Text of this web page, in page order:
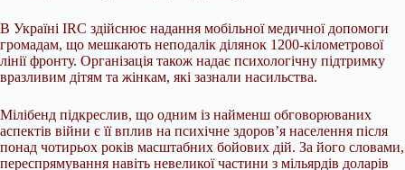
В Україні IRC здійснює надання мобільної медичної допомоги
громадам, що мешкають неподалік ділянок 1200-кілометрової
лінії фронту. Організація також надає психологічну підтримку
вразливим дітям та жінкам, які зазнали насильства.
Мілібенд підкреслив, що одним із найменш обговорюваних
аспектів війни є її вплив на психічне здоров’я населення після
понад чотирьох років масштабних бойових дій. За його словами,
переспрямування навіть невеликої частини з мільярдів доларів